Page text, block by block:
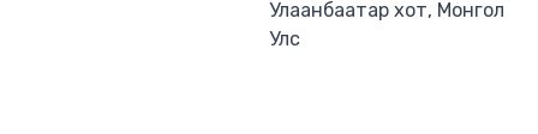
Улаанбаатар хот, Монгол
Улс